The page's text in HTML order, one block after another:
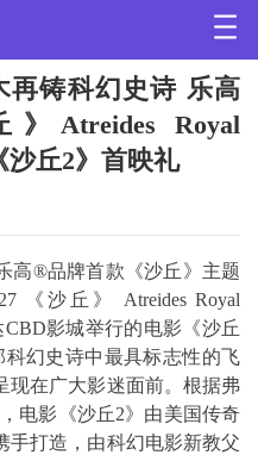
铸科幻史诗 乐高
Atreides Royal
丘2》首映礼
高®品牌首款《沙丘》主题
《沙丘》 Atreides Royal
影城举行的电影《沙丘
幻史诗中最具标志性的飞
现在广大影迷面前。根据弗
电影《沙丘2》由美国传奇
手打造，由科幻电影新教父